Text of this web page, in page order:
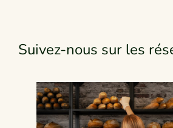
Suivez-nous sur les